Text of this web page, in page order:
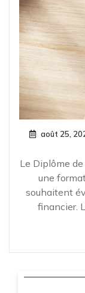
août 25,
Le Diplôme
une
souhaitent
financier.